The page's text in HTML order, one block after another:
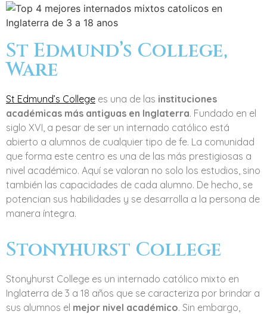
St Edmund’s College,
Ware
St Edmund’s College es una de las instituciones
académicas más antiguas en Inglaterra. Fundado en el
siglo XVI, a pesar de ser un internado católico está
abierto a alumnos de cualquier tipo de fe. La comunidad
que forma este centro es una de las más prestigiosas a
nivel académico. Aquí se valoran no solo los estudios, sino
también las capacidades de cada alumno. De hecho, se
potencian sus habilidades y se desarrolla a la persona de
manera íntegra.
Stonyhurst College
Stonyhurst College es un internado católico mixto en
Inglaterra de 3 a 18 años que se caracteriza por brindar a
sus alumnos el mejor nivel académico. Sin embargo,